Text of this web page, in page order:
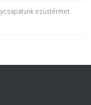
ezüstérmet